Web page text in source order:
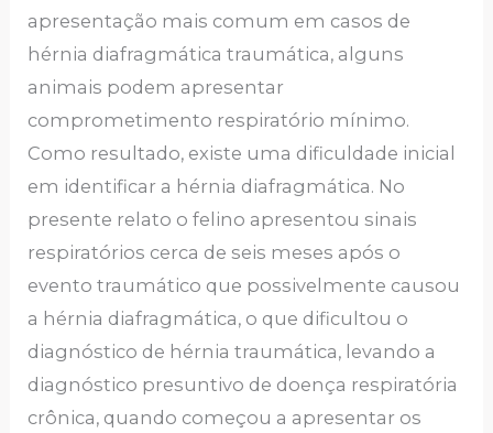
apresentação mais comum em casos de
hérnia diafragmática traumática, alguns
animais podem apresentar
comprometimento respiratório mínimo.
Como resultado, existe uma dificuldade inicial
em identificar a hérnia diafragmática. No
presente relato o felino apresentou sinais
respiratórios cerca de seis meses após o
evento traumático que possivelmente causou
a hérnia diafragmática, o que dificultou o
diagnóstico de hérnia traumática, levando a
diagnóstico presuntivo de doença respiratória
crônica, quando começou a apresentar os